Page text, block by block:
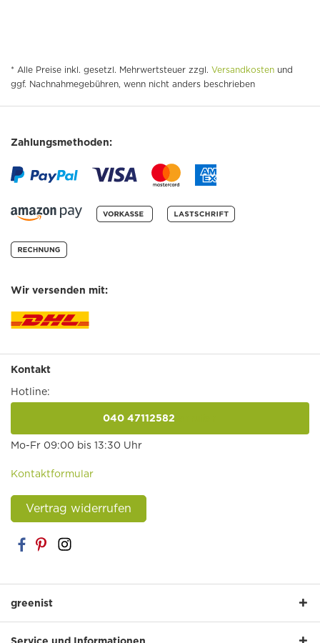
* Alle Preise inkl. gesetzl. Mehrwertsteuer zzgl. Versandkosten und
ggf. Nachnahmegebühren, wenn nicht anders beschrieben
Zahlungsmethoden:
Wir versenden mit:
Kontakt
Hotline:
040 47112582
Mo-Fr 09:00 bis 13:30 Uhr
Kontaktformular
Vertrag widerrufen
greenist
Service und Informationen